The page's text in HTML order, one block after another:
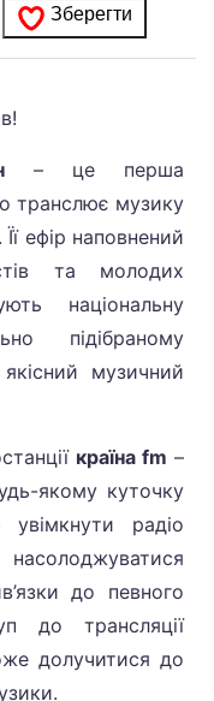
Зберегти
– це перша
транслює музику
ефір наповнений
та молодих
національну
підібраному
музичний
країна fm –
якому куточку
радіо
до певного
до трансляції
долучитися до